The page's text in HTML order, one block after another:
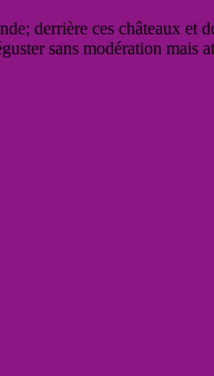
derrière ces châteaux et
sans modération mais